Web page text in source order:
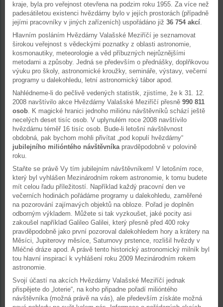
kraje, byla pro veřejnost otevřena na podzim roku 1955. Za více než
padesátiletou existenci hvězdárny bylo v jejích prostorách (případně
jejími pracovníky v jiných zařízeních) uspořádáno již 36 754 akcí.
Hlavním posláním Hvězdárny Valašské Meziříčí je seznamovat
širokou veřejnost s vědeckými poznatky z oblasti astronomie,
kosmonautiky, meteorologie a věd příbuzných nejrůznějšími
metodami a způsoby. Jedná se především o přednášky, doplňkovou
výuku pro školy, astronomické kroužky, semináře, výstavy, večerní
programy u dalekohledu, letní astronomický tábor apod.
Nahlédneme-li do pečlivě vedených statistik, zjistíme, že k 31. 12.
2008 navštívilo akce Hvězdárny Valašské Meziříčí přesně 990 811
osob. K magické hranici jednoho miliónu návštěvníků schází ještě
necelých deset tisíc osob. V uplynulém roce 2008 navštívilo
hvězdárnu téměř 16 tisíc osob. Bude-li letošní návštěvnost
obdobná, pak bychom mohli přivítat „pod kopulí hvězdárny“
jubilejního milióntého návštěvníka pravděpodobně v polovině
roku.
Staňte se právě Vy tím jubilejním návštěvníkem! V letošním roce,
který byl vyhlášen Mezinárodním rokem astronomie, k tomu budete
mít celou řadu příležitostí. Například každý pracovní den ve
večerních hodinách pořádáme programy u dalekohledu, zaměřené
na pozorování zajímavých objektů na obloze. Pořad je doplněn
odborným výkladem. Můžete si tak vyzkoušet, jaké pocity asi
zakoušel například Galileo Galilei, který přesně před 400 roky
pravděpodobně jako první pozoroval dalekohledem hory a krátery na
Měsíci, Jupiterovy měsíce, Saturnovy prstence, rozlišil hvězdy v
Mléčné dráze apod. A právě tento historický astronomický milník byl
tou hlavní inspirací k vyhlášení roku 2009 Mezinárodním rokem
astronomie.
Svojí účastí na akcích Hvězdárny Valašské Meziříčí jednak
přispějete do „loterie“, na koho připadne pořadí milióntého
návštěvníka (možná právě na vás), ale především získáte možná